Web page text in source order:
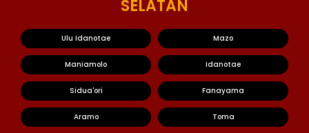
SELATAN
Ulu Idanotae Mazo
Maniamolo Idanotae
Sidua'ori Fanayama
Aramo Toma